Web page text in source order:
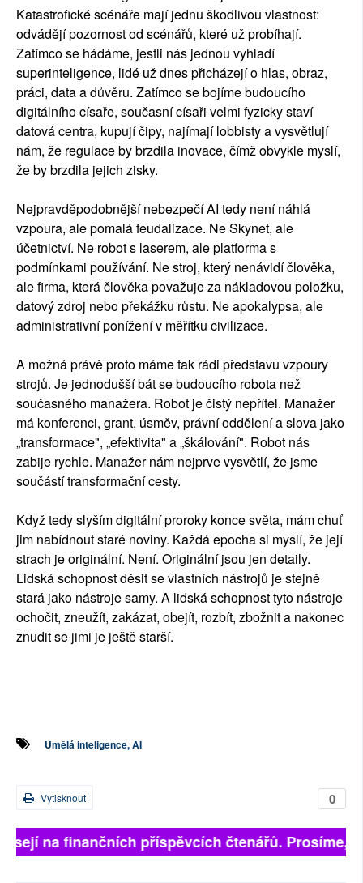
Katastrofické scénáře mají jednu škodlivou vlastnost:
odvádějí pozornost od scénářů, které už probíhají.
Zatímco se hádáme, jestli nás jednou vyhladí
superinteligence, lidé už dnes přicházejí o hlas, obraz,
práci, data a důvěru. Zatímco se bojíme budoucího
digitálního císaře, současní císaři velmi fyzicky staví
datová centra, kupují čipy, najímají lobbisty a vysvětlují
nám, že regulace by brzdila inovace, čímž obvykle myslí,
že by brzdila jejich zisky.
Nejpravděpodobnější nebezpečí AI tedy není náhlá
vzpoura, ale pomalá feudalizace. Ne Skynet, ale
účetnictví. Ne robot s laserem, ale platforma s
podmínkami používání. Ne stroj, který nenávidí člověka,
ale firma, která člověka považuje za nákladovou položku,
datový zdroj nebo překážku růstu. Ne apokalypsa, ale
administrativní ponížení v měřítku civilizace.
A možná právě proto máme tak rádi představu vzpoury
strojů. Je jednodušší bát se budoucího robota než
současného manažera. Robot je čistý nepřítel. Manažer
má konferenci, grant, úsměv, právní oddělení a slova jako
„transformace", „efektivita" a „škálování". Robot nás
zabije rychle. Manažer nám nejprve vysvětlí, že jsme
součástí transformační cesty.
Když tedy slyším digitální proroky konce světa, mám chuť
jim nabídnout staré noviny. Každá epocha si myslí, že její
strach je originální. Není. Originální jsou jen detaily.
Lidská schopnost děsit se vlastních nástrojů je stejně
stará jako nástroje samy. A lidská schopnost tyto nástroje
ochočit, zneužít, zakázat, obejít, rozbít, zbožnit a nakonec
znudit se jimi je ještě starší.
Umělá inteligence, AI
0
Vytisknout
na finančních příspěvcích čtenářů. Prosíme,